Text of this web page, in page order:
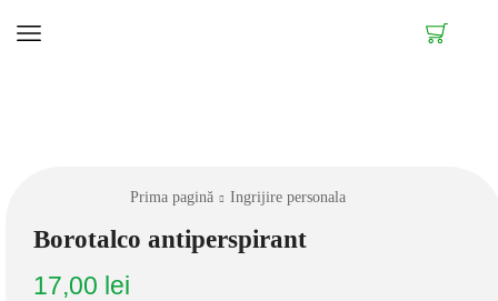
Prima pagină Ingrijire personala
Borotalco antiperspirant
17,00 lei